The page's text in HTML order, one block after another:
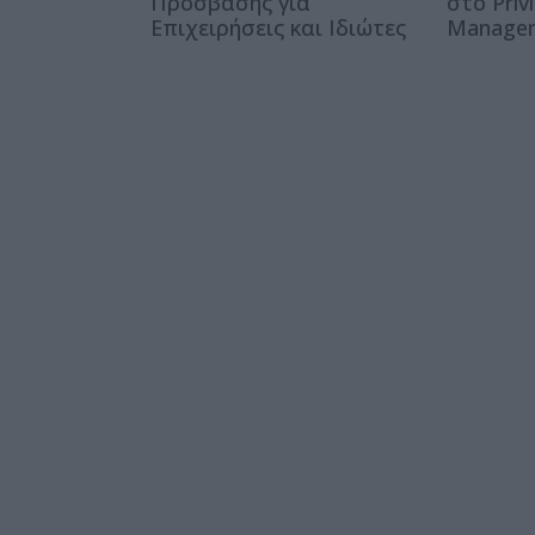
Επιχειρήσεις και Ιδιώτες